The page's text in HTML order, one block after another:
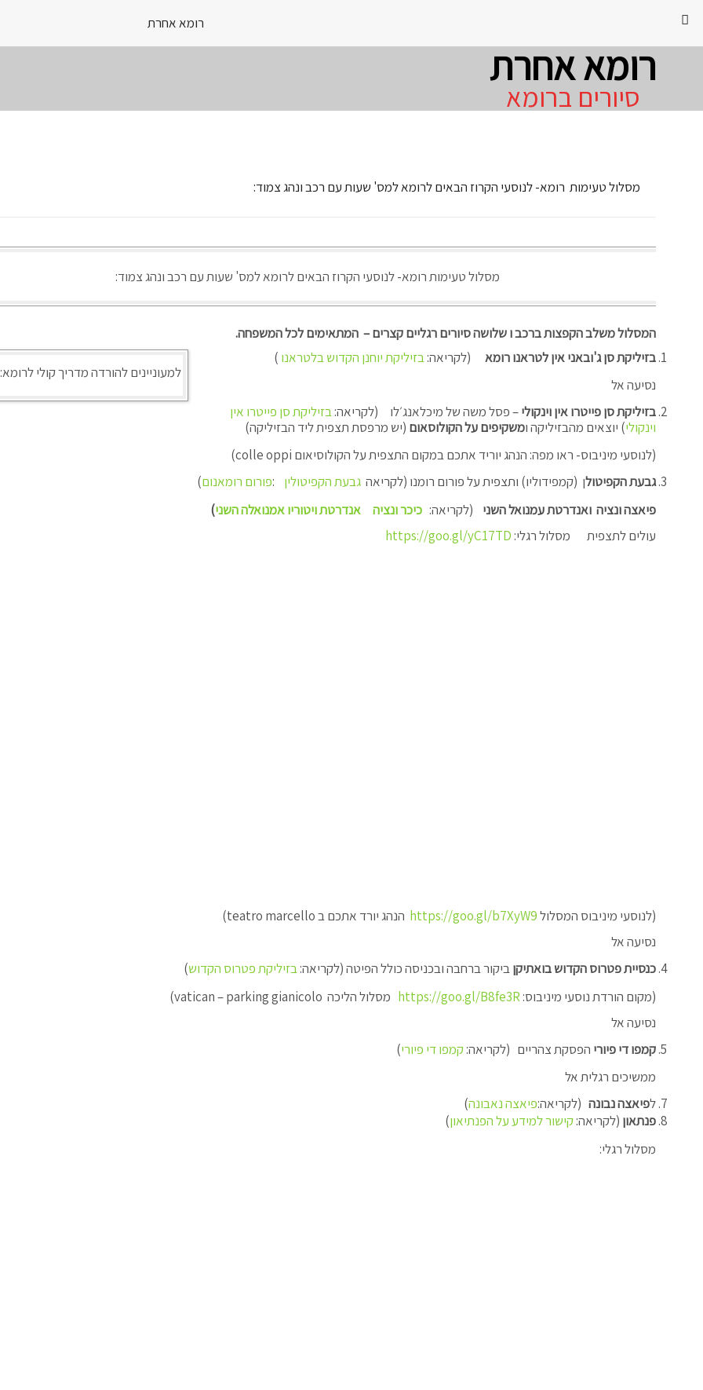
רומא אחרת
סיורים ברומא
מסלול טעימות רומא- לנוסעי הקרוז הבאים לרומא למס' שעות עם רכב ונהג צמוד:
מסלול טעימות רומא- לנוסעי הקרוז הבאים לרומא למס' שעות עם רכב ונהג צמוד:
המסלול משלב הקפצות ברכב ו שלושה סיורים רגליים קצרים – המתאימים לכל המשפחה.
למעוניינים להורדה מדריך קולי לרומא:
בזיליקת סן ג'ובאני אין לטראנו רומא (לקריאה:בזיליקת יוחנן הקדוש בלטראנו )
נסיעה אל
בזיליקת סן פייטרו אין וינקולי– פסל משה של מיכלאנג׳לו (לקריאה:בזיליקתסן פייטרו אין
וינקולי) יוצאים מהבזיליקה ומשקיפים על הקולוסאום (יש מרפסת תצפית ליד הבזיליקה)
(לנוסעי מיניבוס- ראו מפה: הנהג יוריד אתכם במקום התצפית על הקולוסיאום colle oppi
)
גבעת הקפיטולן (קמפידוליו) ותצפית על פורום רומנו (לקריאה גבעת הקפיטולין :פורום רומאנום)
פיאצה ונציה ואנדרטת עמנואל השני
(לקריאה: כיכר ונציה אנדרטת ויטוריו אמנואלה השני)
עולים לתצפית מסלול רגלי: https://goo.gl/yC17TD
(לנוסעי מיניבוס המסלולhttps://goo.gl/b7XyW9 הנהג יורד אתכם בteatro marcello)
נסיעה אל
כנסיית פטרוס הקדוש בואתיקןביקור ברחבה ובכניסה כולל הפיטה (לקריאה:בזיליקת פטרוס הקדוש)
(מקום הורדת נוסעי מיניבוס: https://goo.gl/B8fe3R מסלול הליכה vatican – parking gianicolo
)
נסיעה אל
קמפו די פיורי הפסקת צהריים (לקריאה:קמפו די פיורי)
ממשיכים רגלית אל
לפיאצה נבונה (לקריאה:פיאצה נאבונה)
פנתאון (לקריאה:קישור למידע על הפנתיאון)
מסלול רגלי:
רומא אחרת